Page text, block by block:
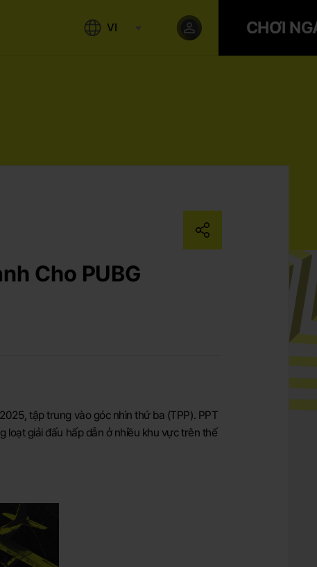
VI CHƠI
Cho PUBG
tập trung vào góc nhìn thứ ba (TPP). PPT
loạt giải đấu hấp dẫn ở nhiều khu vực trên thế